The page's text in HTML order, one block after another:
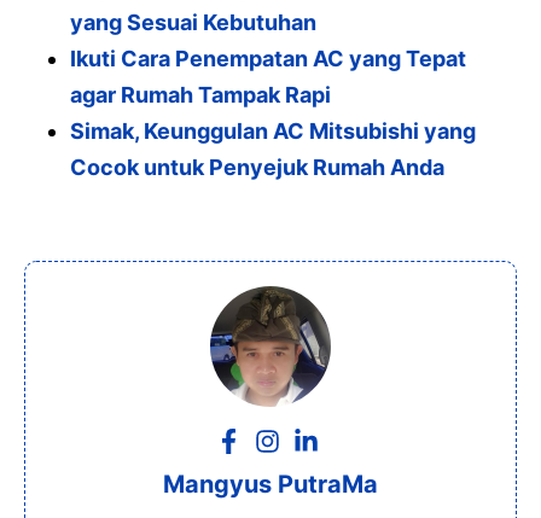
yang Sesuai Kebutuhan
Ikuti Cara Penempatan AC yang Tepat
agar Rumah Tampak Rapi
Simak, Keunggulan AC Mitsubishi yang
Cocok untuk Penyejuk Rumah Anda
Mangyus PutraMa